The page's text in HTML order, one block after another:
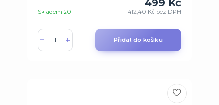
499 Kč
412,40 Kč bez DPH
Skladem 20
Přidat do košíku